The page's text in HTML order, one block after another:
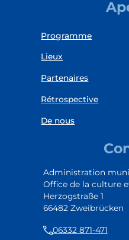
Programme
Lieux
Partenaires
Rétrospective
De nous
Administration
Office de la culture
Herzogstraße 1
66482 Zweibrücken
06332 871-471